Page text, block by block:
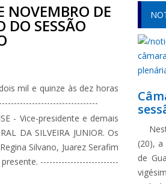
NOVEMBRO DE
SESSÃO
mil e quinze às dez horas
- Vice-presidente e demais
DA SILVEIRA JUNIOR. Os
Silvano, Juarez Serafim
--------------------------
(20), a
de